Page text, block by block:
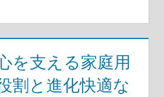
を支える家庭用
割と進化快適な